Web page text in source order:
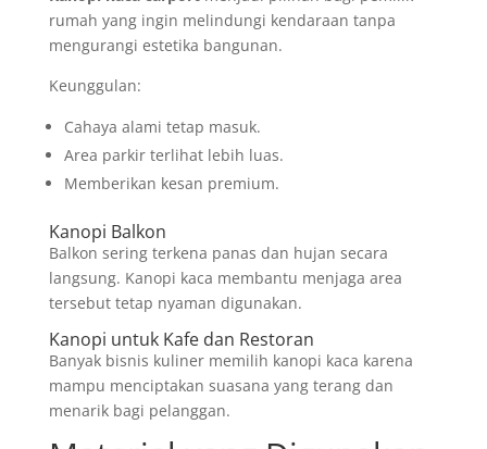
rumah yang ingin melindungi kendaraan tanpa
mengurangi estetika bangunan.
Keunggulan:
Cahaya alami tetap masuk.
Area parkir terlihat lebih luas.
Memberikan kesan premium.
Kanopi Balkon
Balkon sering terkena panas dan hujan secara
langsung. Kanopi kaca membantu menjaga area
tersebut tetap nyaman digunakan.
Kanopi untuk Kafe dan Restoran
Banyak bisnis kuliner memilih kanopi kaca karena
mampu menciptakan suasana yang terang dan
menarik bagi pelanggan.